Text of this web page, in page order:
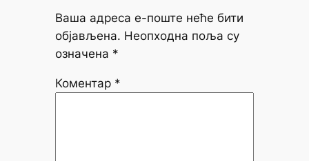
Ваша адреса е-поште неће бити
објављена. Неопходна поља су
означена *
Коментар *